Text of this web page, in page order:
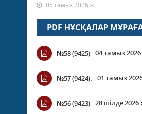
05 тамыз 2026 ж.
PDF НҰСҚАЛАР
№58 (9425) 04 тамыз
№57 (9424). 01 тамыз
№56 (9423) 28 шілде 2026